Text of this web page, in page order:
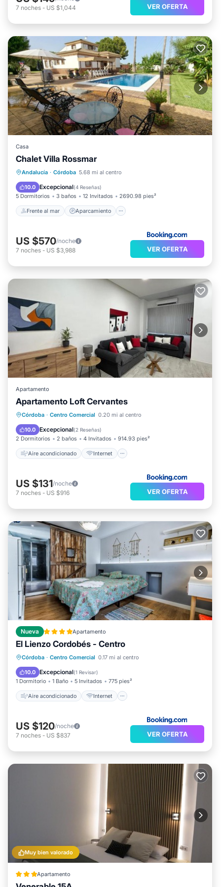
7 noches - US $1,044 VER OFERTA
Casa
Chalet Villa Rossmar
Andalucía · Córdoba 5.68 mi al centro
10.0 Excepcional(4 Reseñas)
5 Dormitorios 3 baños 12 Invitados 2690.98 pies²
Frente al mar Aparcamiento
Frente al mar Aparcamiento
Vista al mar
US $570/noche
7 noches - US $3,988 VER OFERTA
Apartamento
Apartamento Loft Cervantes
Córdoba · Centro Comercial 0.20 mi al centro
10.0 Excepcional(2 Reseñas)
2 Dormitorios 2 baños 4 Invitados 914.93 pies²
Aire acondicionado Internet
Aire acondicionado
Internet
Apto para niños
US $131/noche
7 noches - US $916 VER OFERTA
Nueva Apartamento
El Lienzo Cordobés - Centro
Córdoba · Centro Comercial 0.17 mi al centro
10.0 Excepcional(1 Revisar)
1 Dormitorio 1 Baño 5 Invitados 775 pies²
Aire acondicionado Internet
Aire acondicionado
Internet
Apto para niños
US $120/noche
7 noches - US $837 VER OFERTA
Muy bien valorado
Apartamento